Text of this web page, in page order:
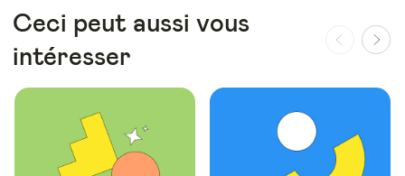
Ceci peut aussi vous
intéresser